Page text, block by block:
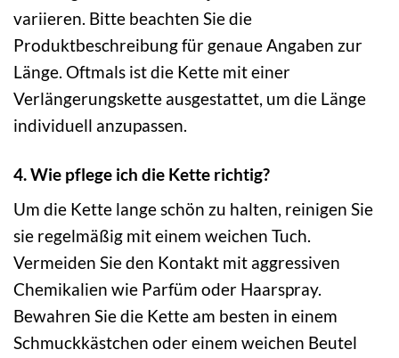
variieren. Bitte beachten Sie die
Produktbeschreibung für genaue Angaben zur
Länge. Oftmals ist die Kette mit einer
Verlängerungskette ausgestattet, um die Länge
individuell anzupassen.
4. Wie pflege ich die Kette richtig?
Um die Kette lange schön zu halten, reinigen Sie
sie regelmäßig mit einem weichen Tuch.
Vermeiden Sie den Kontakt mit aggressiven
Chemikalien wie Parfüm oder Haarspray.
Bewahren Sie die Kette am besten in einem
Schmuckkästchen oder einem weichen Beutel